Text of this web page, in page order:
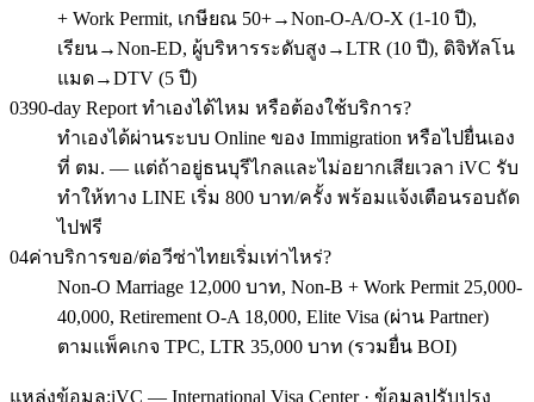
+ Work Permit, เกษียณ 50+→Non-O-A/O-X (1-10 ปี),
เรียน→Non-ED, ผู้บริหารระดับสูง→LTR (10 ปี), ดิจิทัลโน
แมด→DTV (5 ปี)
0390-day Report ทำเองได้ไหม หรือต้องใช้บริการ?
ทำเองได้ผ่านระบบ Online ของ Immigration หรือไปยื่นเอง
ที่ ตม. — แต่ถ้าอยู่ธนบุรีไกลและไม่อยากเสียเวลา iVC รับ
ทำให้ทาง LINE เริ่ม 800 บาท/ครั้ง พร้อมแจ้งเตือนรอบถัด
ไปฟรี
04ค่าบริการขอ/ต่อวีซ่าไทยเริ่มเท่าไหร่?
Non-O Marriage 12,000 บาท, Non-B + Work Permit 25,000-
40,000, Retirement O-A 18,000, Elite Visa (ผ่าน Partner)
ตามแพ็คเกจ TPC, LTR 35,000 บาท (รวมยื่น BOI)
แหล่งข้อมูล:iVC — International Visa Center · ข้อมูลปรับปรุง